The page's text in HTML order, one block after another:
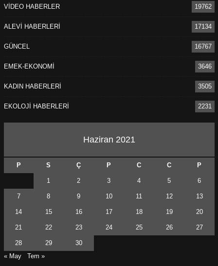
VİDEO HABERLER 19762
ALEVİ HABERLERİ 17134
GÜNCEL 16767
EMEK-EKONOMİ 3646
KADIN HABERLERİ 3505
EKOLOJİ HABERLERİ 2231
Haziran 2021
P S Ç P C C P
1 2 3 4 5 6
7 8 9 10 11 12 13
14 15 16 17 18 19 20
21 22 23 24 25 26 27
28 29
30
« May
Tem »